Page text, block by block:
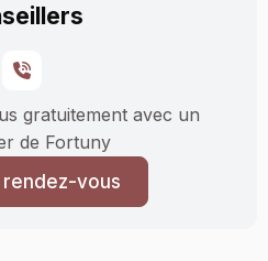
gratuitement avec un
de Fortuny
vous